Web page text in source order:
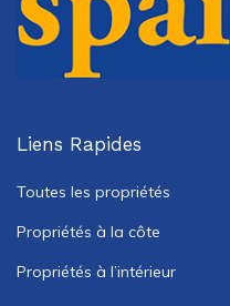
Liens Rapides
Toutes les propriétés
Propriétés à la côte
Propriétés à l’intérieur